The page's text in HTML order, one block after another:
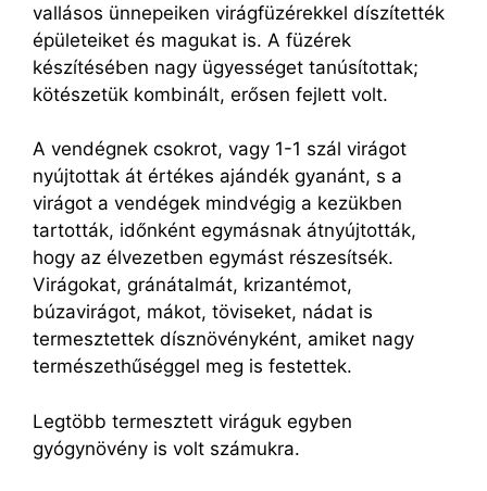
vallásos ünnepeiken virágfüzérekkel díszítették
épületeiket és magukat is. A füzérek
készítésében nagy ügyességet tanúsítottak;
kötészetük kombinált, erősen fejlett volt.
A vendégnek csokrot, vagy 1-1 szál virágot
nyújtottak át értékes ajándék gyanánt, s a
virágot a vendégek mindvégig a kezükben
tartották, időnként egymásnak átnyújtották,
hogy az élvezetben egymást részesítsék.
Virágokat, gránátalmát, krizantémot,
búzavirágot, mákot, töviseket, nádat is
termesztettek dísznövényként, amiket nagy
természethűséggel meg is festettek.
Legtöbb termesztett viráguk egyben
gyógynövény is volt számukra.